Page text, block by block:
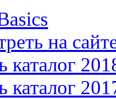
на
каталог
каталог